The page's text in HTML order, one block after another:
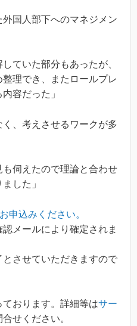
外国人部下へのマネジメン
ていた部分もあったが、
理でき、またロールプレ
容だった」
く、考えさせるワークが多
も伺えたので理論と合わせ
した」
申込みください。
メールにより確定されま
させていただきますので
おります。詳細等はサー
せください。